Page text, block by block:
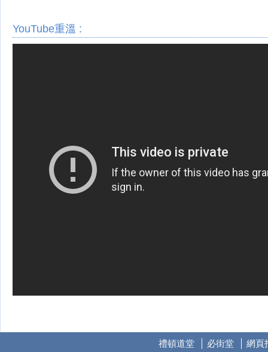
YouTube重溫 :
禮頓道堂 必街堂 網頁